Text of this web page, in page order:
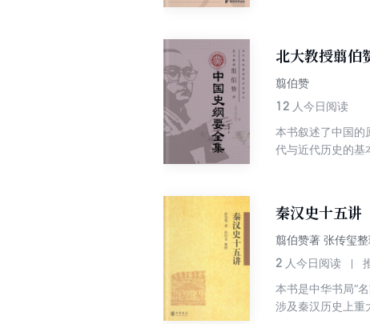
北大教授翦伯
翦伯赞
12 人今日阅读
本书叙述了中国的
代与近代历史的基
秦汉史十五讲
翦伯赞著 张传玺整
2 人今日阅读
本书是中华书局“
涉及秦汉历史上重